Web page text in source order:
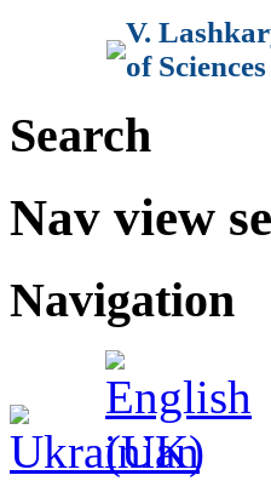
V.
of
Search
Nav view
Navigation